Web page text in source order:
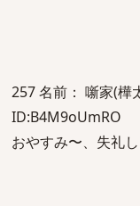
257 名前： 噺家(樺
ID:B4M9oUmRO
おやすみ〜、失礼